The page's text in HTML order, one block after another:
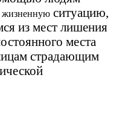
жизненную ситуацию,
из мест лишения
места
страдающим